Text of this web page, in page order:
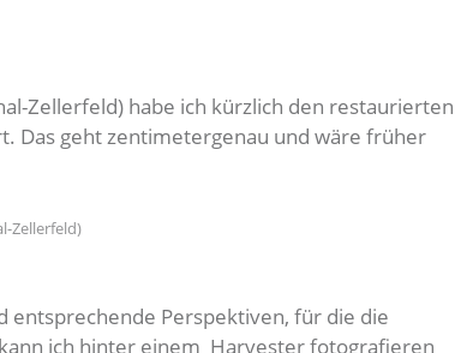
Zellerfeld) habe ich kürzlich den restaurierten
Das geht zentimetergenau und wäre früher
Zellerfeld)
entsprechende Perspektiven, für die die
ich hinter einem Harvester fotografieren